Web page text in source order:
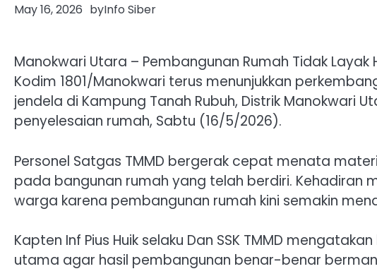
May 16, 2026 byInfo Siber
Manokwari Utara – Pembangunan Rumah Tidak Layak
Kodim 1801/Manokwari terus menunjukkan
jendela di Kampung Tanah Rubuh, Distrik Manokwari
penyelesaian rumah, Sabtu (16/5/2026).
Personel Satgas TMMD bergerak cepat menata
pada bangunan rumah yang telah berdiri. Kehadiran
warga karena pembangunan rumah kini semakin
Kapten Inf Pius Huik selaku Dan SSK TMMD
utama agar hasil pembangunan benar-benar